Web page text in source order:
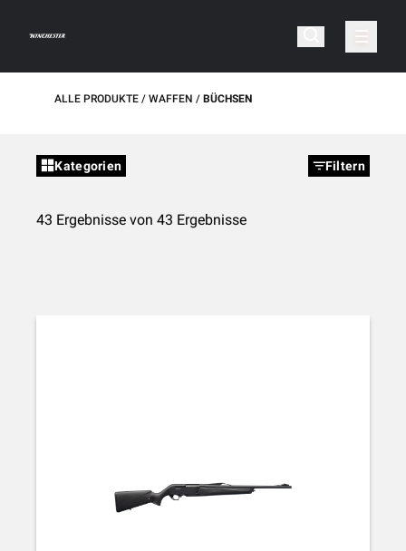
ALLE PRODUKTE WAFFEN BÜCHSEN
Kategorien Filtern
43 Ergebnisse von 43 Ergebnisse